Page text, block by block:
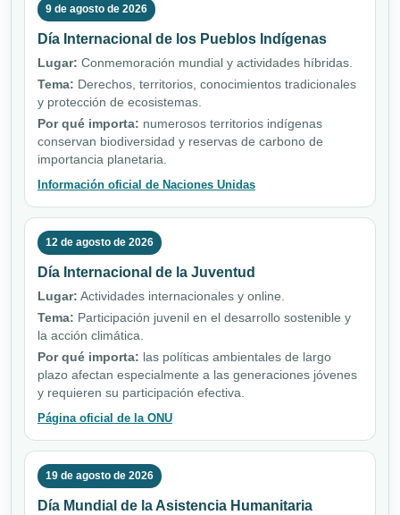
9 de agosto de 2026
Día Internacional de los Pueblos Indígenas
Lugar: Conmemoración mundial y actividades híbridas.
Tema: Derechos, territorios, conocimientos tradicionales
y protección de ecosistemas.
Por qué importa: numerosos territorios indígenas
conservan biodiversidad y reservas de carbono de
importancia planetaria.
Información oficial de Naciones Unidas
12 de agosto de 2026
Día Internacional de la Juventud
Lugar: Actividades internacionales y online.
Tema: Participación juvenil en el desarrollo sostenible y
la acción climática.
Por qué importa: las políticas ambientales de largo
plazo afectan especialmente a las generaciones jóvenes
y requieren su participación efectiva.
Página oficial de la ONU
19 de agosto de 2026
Día Mundial de la Asistencia Humanitaria